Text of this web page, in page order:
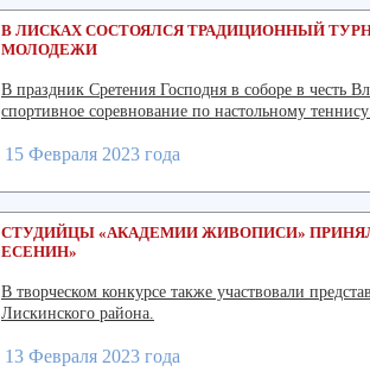
В ЛИСКАХ СОСТОЯЛСЯ ТРАДИЦИОННЫЙ
МОЛОДЕЖИ
В праздник Сретения Господня в соборе в честь
спортивное соревнование по настольному
15 Февраля 2023 года
СТУДИЙЦЫ «АКАДЕМИИ ЖИВОПИСИ»
ЕСЕНИН»
В творческом конкурсе также участвовали
Лискинского района.
13 Февраля 2023 года